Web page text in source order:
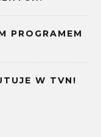
PROGRAMEM
W TVN!